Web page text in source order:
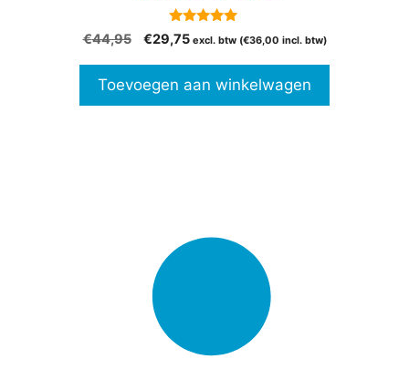
5.00
van 5
€44,95
Oorspronkelijke
€44,95.
€29,75Huidige
€29,75.
excl. btw (€36,00 incl. btw)
Toevoegen aan winkelwagen